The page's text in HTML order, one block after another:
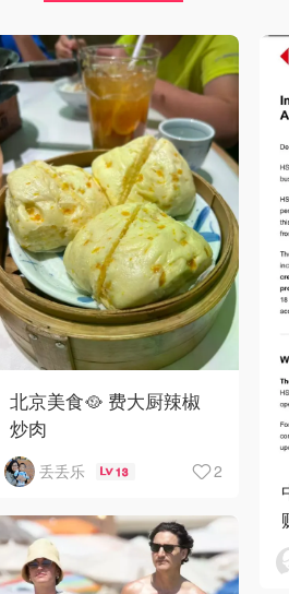
北京美食🥘 费大厨辣椒
炒肉
丢丢乐 13 2